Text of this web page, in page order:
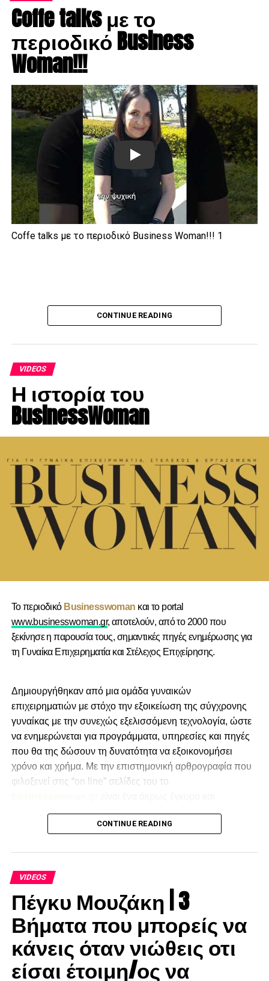
Coffe talks με το
περιοδικό Business
Woman!!!
Play
Coffe talks με το περιοδικό Business Woman!!! 1
CONTINUE READING
VIDEOS
Η ιστορία του
BusinessWoman
Το περιοδικό Businesswoman και το portal
www.businesswoman.gr, αποτελούν, από το 2000 που
ξεκίνησε η παρουσία τους, σημαντικές πηγές ενημέρωσης για
τη Γυναίκα Επιχειρηματία και Στέλεχος Επιχείρησης.
Δημιουργήθηκαν από μια ομάδα γυναικών
επιχειρηματιών με στόχο την εξοικείωση της σύγχρονης
γυναίκας με την συνεχώς εξελισσόμενη τεχνολογία, ώστε
να ενημερώνεται για προγράμματα, υπηρεσίες και πηγές
που θα της δώσουν τη δυνατότητα να εξοικονομήσει
χρόνο και χρήμα. Με την επιστημονική αρθρογραφία που
φιλοξενεί στις “on line” σελίδες του το
λειτουργικό μέσο αναζήτησης.
CONTINUE READING
VIDEOS
Πέγκυ Μουζάκη | 3
Βήματα που μπορείς να
κάνεις όταν νιώθεις οτι
είσαι έτοιμη/ος να